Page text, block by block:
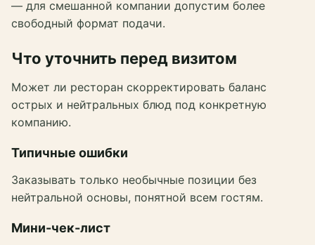
— для смешанной компании допустим более
свободный формат подачи.
Что уточнить перед визитом
Может ли ресторан скорректировать баланс
острых и нейтральных блюд под конкретную
компанию.
Типичные ошибки
Заказывать только необычные позиции без
нейтральной основы, понятной всем гостям.
Мини-чек-лист